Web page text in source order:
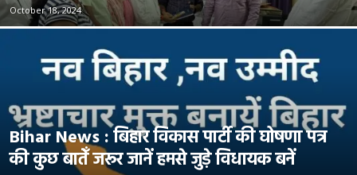
October 18, 2024
Bihar News : बिहार विकास पार्टी की घोषणा पत्र
की कुछ बातेँ जरूर जानें हमसे जुड़े विधायक बनें